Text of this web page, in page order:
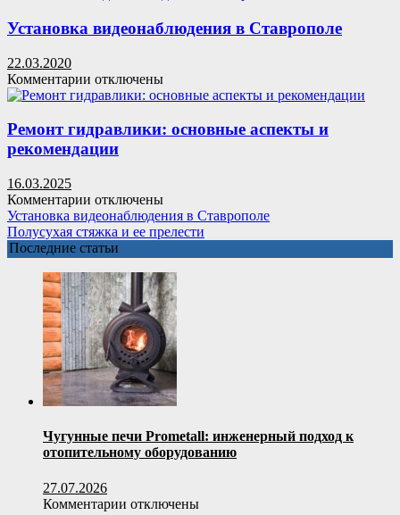
обслуживание
оборудования:
надежной
работе
Установка видеонаблюдения в Ставрополе
22.03.2020
Комментарии к
записи
видеонаблюдения
в
Ставрополе
отключены
Ремонт гидравлики: основные аспекты и
рекомендации
16.03.2025
Комментарии к
записи
Ремонт
гидравлики:
основные
аспекты
и
рекомендации
отключены
Установка видеонаблюдения в Ставрополе
Полусухая стяжка и ее прелести
Последние статьи
Чугунные печи Prometall: инженерный подход к
отопительному оборудованию
27.07.2026
Комментарии котключены